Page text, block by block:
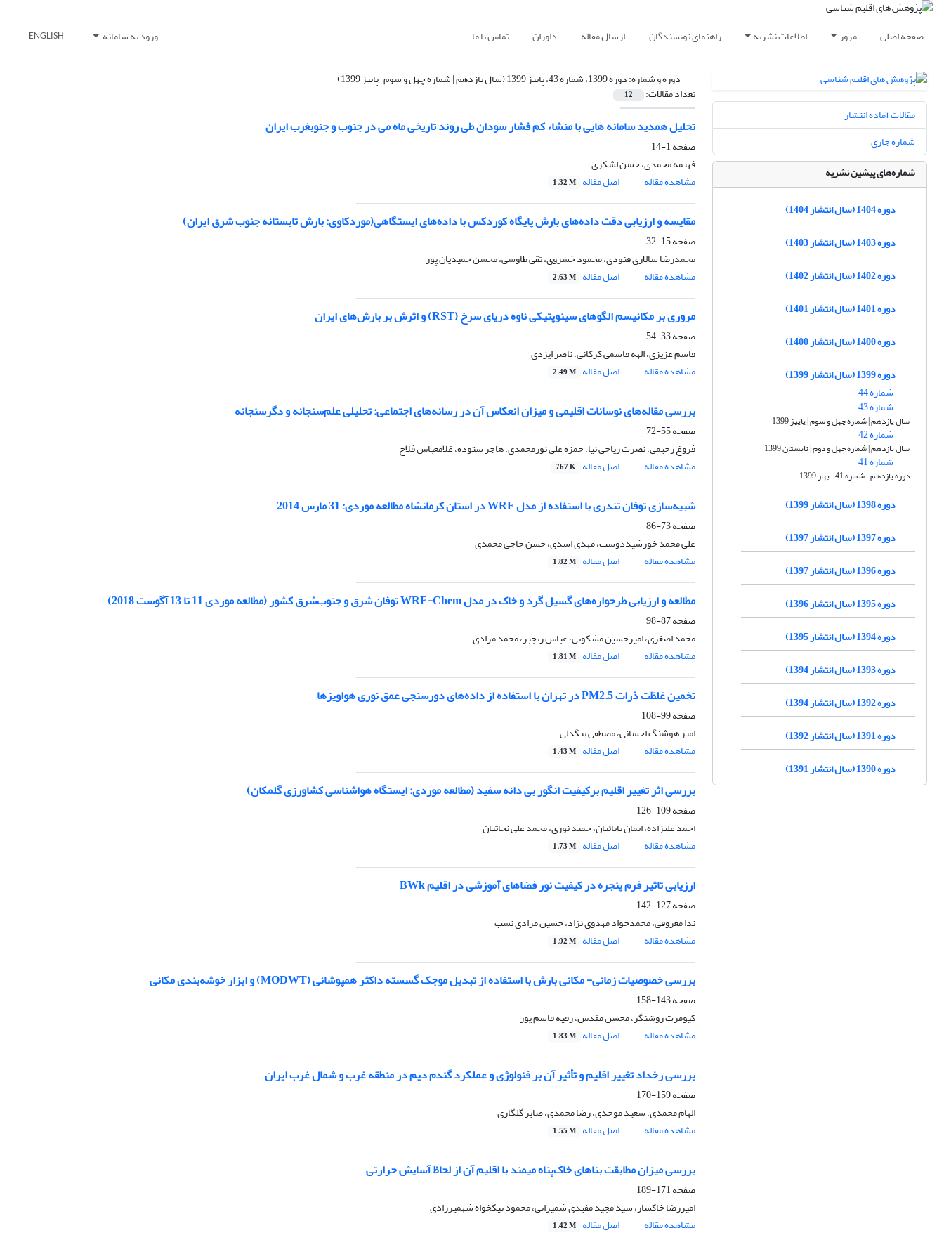
صفحه اصلی مرور اطلاعات نشریه راهنمای نویسندگان ارسال مقاله داوران تماس با ما ورود به سامانه ENGLISH
دوره و شماره:دوره 1399، شماره 43، پاییز 1399 (سال یازدهم | شماره چهل و سوم | پاییز 1399)
تعداد مقالات: 12
تحلیل همدید سامانه هایی با منشاء کم فشار سودان طی روند تاریخی ماه می در جنوب و جنوبغرب ایران
صفحه1-14
فهیمه محمدی، حسن لشکری
مشاهده مقاله
اصل مقاله 1.32 M
مقایسه و ارزیابی دقت داده‌های بارش پایگاه کوردکس با داده‌های ایستگاهی(موردکاوی: بارش تابستانه جنوب شرق ایران)
صفحه15-32
محمدرضا سالاری فنودی، محمود خسروی، تقی طاوسی، محسن حمیدیان پور
مشاهده مقاله
اصل مقاله 2.63 M
مروری بر مکانیسم الگوهای سینوپتیکی ناوه دریای سرخ (RST) و اثرش بر بارش‌های ایران
صفحه33-54
قاسم عزیزی، الهه قاسمی کرکانی، ناصر ایزدی
مشاهده مقاله
اصل مقاله 2.49 M
بررسی مقاله‌های نوسانات اقلیمی و میزان انعکاس آن در رسانه‌های اجتماعی: تحلیلی علم‌سنجانه و دگرسنجانه
صفحه55-72
فروغ رحیمی، نصرت ریاحی نیا، حمزه علی نورمحمدی، هاجر ستوده، غلامعباس فلاح
مشاهده مقاله
اصل مقاله 767 K
شبیه‌سازی توفان تندری با استفاده از مدل WRF در استان کرمانشاه مطالعه موردی: 31 مارس 2014
صفحه73-86
علی محمد خورشیددوست، مهدی اسدی، حسن حاجی محمدی
مشاهده مقاله
اصل مقاله 1.82 M
مطالعه و ارزیابی طرحواره‌های گسیل گرد و خاک در مدل WRF-Chem توفان شرق و جنوب‌شرق کشور (مطالعه موردی 11 تا 13 آگوست 2018)
صفحه87-98
محمد اصغری، امیرحسین مشکوتی، عباس رنجبر، محمد مرادی
مشاهده مقاله
اصل مقاله 1.81 M
تخمین غلظت ذرات PM2.5 در تهران با استفاده از داده‌های دورسنجی عمق نوری هواویزها
صفحه99-108
امیر هوشنگ احسانی، مصطفی بیگدلی
مشاهده مقاله
اصل مقاله 1.43 M
بررسی اثر تغییر اقلیم برکیفیت انگور بی دانه سفید (مطالعه موردی: ایستگاه هواشناسی کشاورزی گلمکان)
صفحه109-126
احمد علیزاده، ایمان بابائیان، حمید نوری، محمد علی نجاتیان
مشاهده مقاله
اصل مقاله 1.73 M
ارزیابی تاثیر فرم پنجره در کیفیت نور فضاهای آموزشی در اقلیم BWk
صفحه127-142
ندا معروفی، محمدجواد مهدوی نژاد، حسین مرادی نسب
مشاهده مقاله
اصل مقاله 1.92 M
بررسی خصوصیات زمانی- مکانی بارش با استفاده از تبدیل موجک گسسته داکثر همپوشانی (MODWT) و ابزار خوشه‌بندی مکانی
صفحه143-158
کیومرث روشنگر، محسن مقدس، رقیه قاسم پور
مشاهده مقاله
اصل مقاله 1.83 M
بررسی رخداد تغییر اقلیم و تأثیر آن بر فنولوژی و عملکرد گندم دیم در منطقه غرب و شمال غرب ایران
صفحه159-170
الهام محمدی، سعید موحدی، رضا محمدی، صابر گلگاری
مشاهده مقاله
اصل مقاله 1.55 M
بررسی میزان مطابقت بناهای خاک‌پناه میمند با اقلیم آن از لحاظ آسایش حرارتی
صفحه171-189
امیررضا خاکسار، سید مجید مفیدی شمیرانی، محمود نیکخواه شهمیرزادی
مشاهده مقاله
اصل مقاله 1.42 M
مقالات آماده انتشار
شماره جاری
شماره‌های پیشین نشریه
دوره 1404 (سال انتشار 1404)
دوره 1403 (سال انتشار 1403)
دوره 1402 (سال انتشار 1402)
دوره 1401 (سال انتشار 1401)
دوره 1400 (سال انتشار 1400)
دوره 1399 (سال انتشار 1399)
شماره 44
شماره 43
سال یازدهم | شماره چهل و سوم | پاییز 1399
شماره 42
سال یازدهم | شماره چهل و دوم | تابستان 1399
شماره 41
دوره یازدهم- شماره 41- بهار 1399
دوره 1398 (سال انتشار 1399)
دوره 1397 (سال انتشار 1397)
دوره 1396 (سال انتشار 1397)
دوره 1395 (سال انتشار 1396)
دوره 1394 (سال انتشار 1395)
دوره 1393 (سال انتشار 1394)
دوره 1392 (سال انتشار 1394)
دوره 1391 (سال انتشار 1392)
دوره 1390 (سال انتشار 1391)